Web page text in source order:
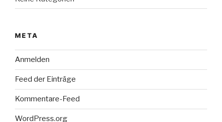
META
Anmelden
Feed der Einträge
Kommentare-Feed
WordPress.org